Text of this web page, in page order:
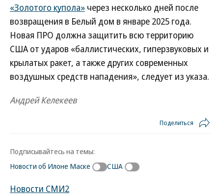
«Золотого купола» через несколько дней после
возвращения в Белый дом в январе 2025 года.
Новая ПРО должна защитить всю территорию
США от ударов «баллистических, гиперзвуковых и
крылатых ракет, а также других современных
воздушных средств нападения», следует из указа.
Андрей Келекеев
Поделиться
Подписывайтесь на темы:
Новости об Илоне Маске
США
Новости СМИ2